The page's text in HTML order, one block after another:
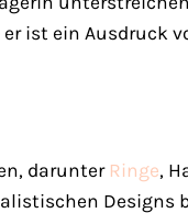
ist ein Ausdruck
darunter Ringe,
Designs